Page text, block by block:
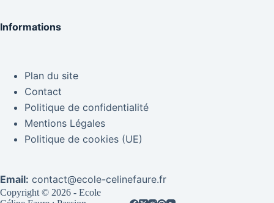
Informations
Plan du site
Contact
Politique de confidentialité
Mentions Légales
Politique de cookies (UE)
Email: contact@ecole-celinefaure.fr
Copyright © 2026 - Ecole